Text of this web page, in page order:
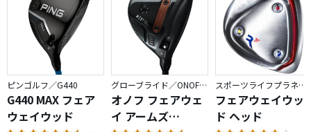
ピンゴルフ／G440
G440 MAX フェア
ウェイウッド
グローブライド／ONOFF AKA
オノフ フェアウェ
イ アームズ
スポーツライフプラネッツ／RODDIO
フェアウェイウッ
ド ヘッド